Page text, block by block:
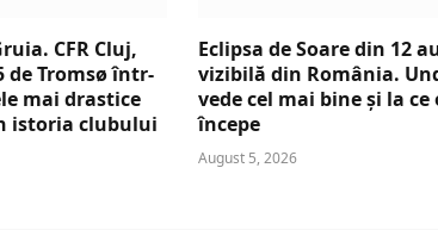
CFR Cluj,
de Tromsø într-
mai drastice
istoria clubului
Eclipsa de Soare din 12
vizibilă din România.
vede cel mai bine și la ce
începe
August 5, 2026